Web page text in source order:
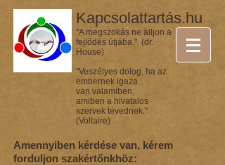
Kapcsolattartás.hu
"A megszokás ne álljon a
fejlődés útjába." (dr.
House)
"Veszélyes dolog, ha az
embernek igaza
van valamiben,
amiben a hivatalos
szervek tévednek."
(Voltaire)
Amennyiben kérdése van, kérem
forduljon szakértőnkhöz: